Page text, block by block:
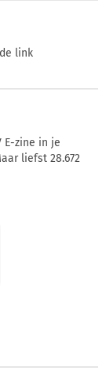
link
E-zine in je
liefst 28.672